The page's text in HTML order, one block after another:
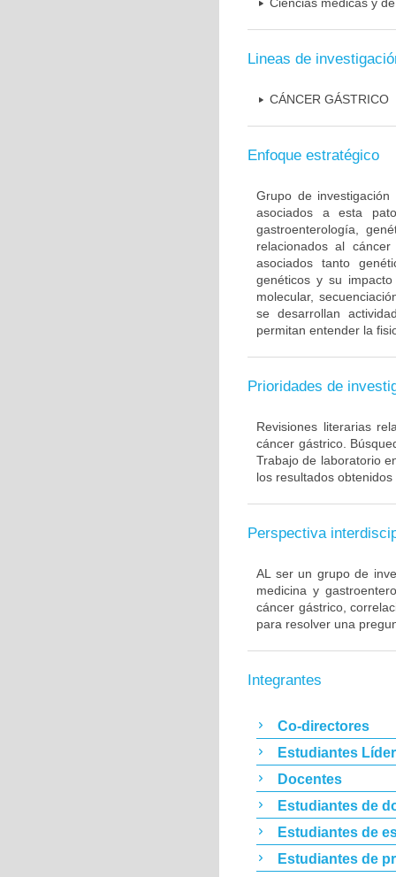
Lineas de
CÁNCER GÁSTRICO
Enfoque estratégico
Grupo de
asociados a esta
gastroenterología,
relacionados al
asociados tanto
genéticos y su
molecular,
se desarrollan
permitan entender la
Prioridades de
Revisiones literarias
cáncer gástrico.
Trabajo de laboratorio
los resultados
Perspectiva
AL ser un grupo de
medicina y
cáncer gástrico,
para resolver una
Integrantes
Co-directores
Estudiantes
Docentes
Estudiantes de
Estudiantes de
Estudiantes de